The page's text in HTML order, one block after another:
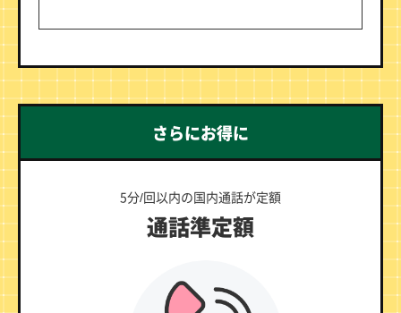
さらにお得に
5分/回以内の国内通話が定額
通話準定額